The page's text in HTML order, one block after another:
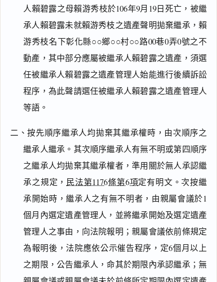
人賴碧露之母賴游秀枝於106年9月19日死亡，被繼
承人賴碧露未就賴游秀枝之遺產聲明拋棄繼承，賴
游秀枝名下彰化縣○○鄉○○村○○路00巷0弄0號之不
動產，其中部分應屬被繼承人賴碧露之遺產，須選
任被繼承人賴碧露之遺產管理人始能進行後續訴訟
程序，為此聲請選任被繼承人賴碧露之遺產管理人
等語。
二、按先順序繼承人均拋棄其繼承權時，由次順序之
繼承人繼承。其次順序繼承人有無不明或第四順序
之繼承人均拋棄其繼承權者，準用關於無人承認繼
承之規定， 民法第1176條第6項定有明文。次按繼
承開始時，繼承人之有無不明者，由親屬會議於1
個月內選定遺產管理人，並將繼承開始及選定遺產
管理人之事由，向法院報明；親屬會議依前條規定
為報明後，法院應依公示催告程序，定6個月以上
之期限，公告繼承人，命其於期限內承認繼承；無